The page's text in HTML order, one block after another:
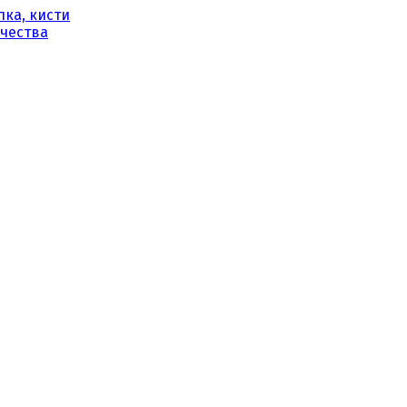
кисти